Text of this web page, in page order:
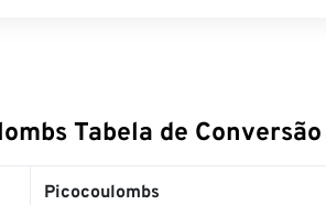
Tabela de Conversão
Picocoulombs